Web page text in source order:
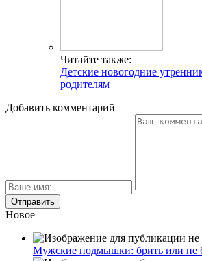
Читайте также:
Детские новогодние
родителям
Добавить комментарий
Новое
Мужские подмышки: брить или не